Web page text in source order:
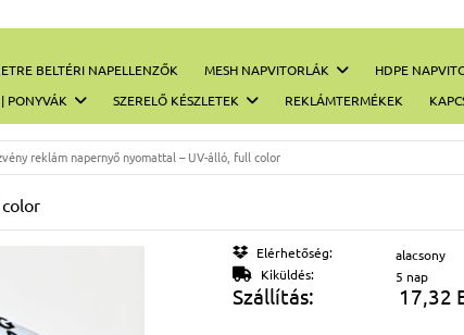
BELTÉRI NAPELLENZŐK MESH NAPVITORLÁK HDPE
PONYVÁK
SZERELŐ KÉSZLETEK REKLÁMTERMÉKEK
reklám napernyő nyomattal – UV-álló, full color
Elérhetőség:
alacsony
Kiküldés:
5 nap
Szállítás: 17,32